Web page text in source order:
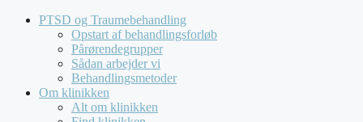
PTSD og Traumebehandling
Opstart af behandlingsforløb
Pårørendegrupper
Sådan arbejder vi
Behandlingsmetoder
Om klinikken
Alt om klinikken